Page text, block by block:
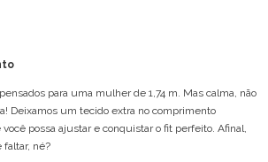
para uma mulher de 1,74 m. Mas calma, não
Deixamos um tecido extra no comprimento
possa ajustar e conquistar o fit perfeito. Afinal,
faltar, né?